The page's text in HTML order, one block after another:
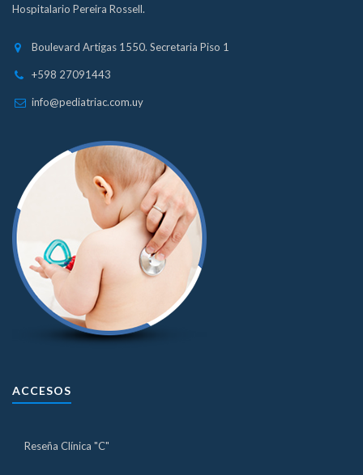
Hospitalario Pereira Rossell.
Boulevard Artigas 1550. Secretaria Piso 1
+598 27091443
info@pediatriac.com.uy
ACCESOS
Reseña Clínica "C"